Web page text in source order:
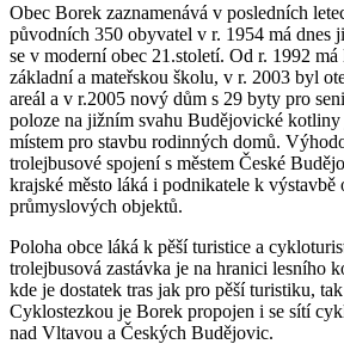
Obec Borek zaznamenává v posledních
původních 350 obyvatel v r. 1954 má dnes
se v moderní obec 21.století. Od r. 1992
základní a mateřskou školu, v r. 2003 byl
areál a v r.2005 nový dům s 29 byty pro
poloze na jižním svahu Budějovické
místem pro stavbu rodinných domů.
trolejbusové spojení s městem České
krajské město láká i podnikatele k výstavbě
průmyslových objektů.
Poloha obce láká k pěší turistice a
trolejbusová zastávka je na hranici lesního
kde je dostatek tras jak pro pěší turistiku,
Cyklostezkou je Borek propojen i se sítí
nad Vltavou a Českých Budějovic.